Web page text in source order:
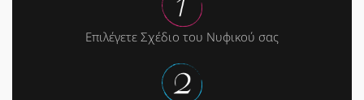
Επιλέγετε Σχέδιο του Νυφικού σας